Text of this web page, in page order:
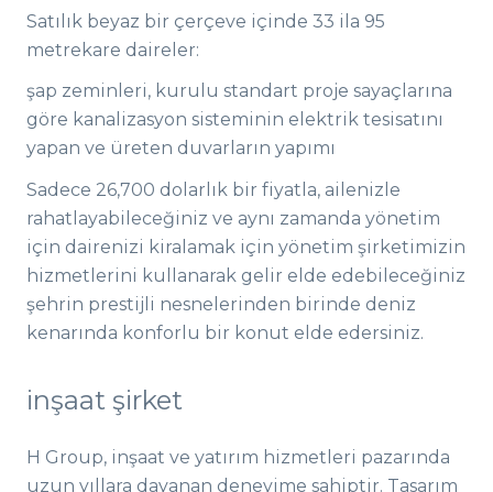
Satılık beyaz bir çerçeve içinde 33 ila 95
metrekare daireler:
şap zeminleri, kurulu standart proje sayaçlarına
göre kanalizasyon sisteminin elektrik tesisatını
yapan ve üreten duvarların yapımı
Sadece 26,700 dolarlık bir fiyatla, ailenizle
rahatlayabileceğiniz ve aynı zamanda yönetim
için dairenizi kiralamak için yönetim şirketimizin
hizmetlerini kullanarak gelir elde edebileceğiniz
şehrin prestijli nesnelerinden birinde deniz
kenarında konforlu bir konut elde edersiniz.
inşaat şirket
H Group, inşaat ve yatırım hizmetleri pazarında
uzun yıllara dayanan deneyime sahiptir. Tasarım